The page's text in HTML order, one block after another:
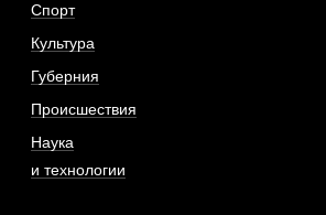
Спорт
Культура
Губерния
Происшествия
Наука
и технологии